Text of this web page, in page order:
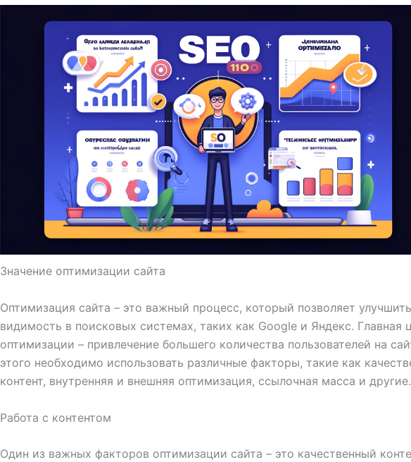
Значение оптимизации сайта
Оптимизация сайта – это важный процесс, который позволяет
видимость в поисковых системах, таких как Google и Яндекс. Главная
оптимизации – привлечение большего количества пользователей на
этого необходимо использовать различные факторы, такие как
контент, внутренняя и внешняя оптимизация, ссылочная масса и другие.
Работа с контентом
Один из важных факторов оптимизации сайта – это качественный